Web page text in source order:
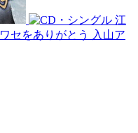
江
セをありがとう
入山ア